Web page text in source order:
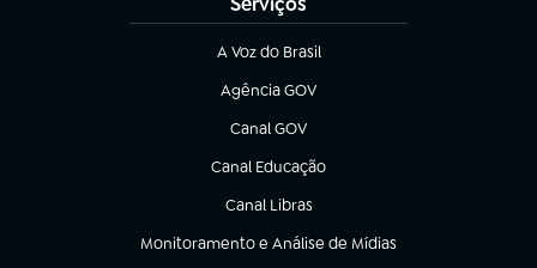
A Voz do Brasil
(abre em nova aba)
Agência GOV
(abre em nova aba)
Canal GOV
(abre em nova aba)
Canal Educação
(abre em nova aba)
Canal Libras
(abre em nova aba)
Monitoramento e Análise de Mídias
(abre em nova aba)